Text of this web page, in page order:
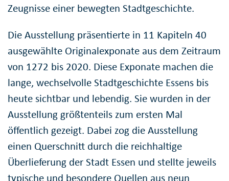
Zeugnisse einer bewegten Stadtgeschichte.
Die Ausstellung präsentierte in 11 Kapiteln 40
ausgewählte Originalexponate aus dem Zeitraum
von 1272 bis 2020. Diese Exponate machen die
lange, wechselvolle Stadtgeschichte Essens bis
heute sichtbar und lebendig. Sie wurden in der
Ausstellung größtenteils zum ersten Mal
öffentlich gezeigt. Dabei zog die Ausstellung
einen Querschnitt durch die reichhaltige
Überlieferung der Stadt Essen und stellte jeweils
typische und besondere Quellen aus neun